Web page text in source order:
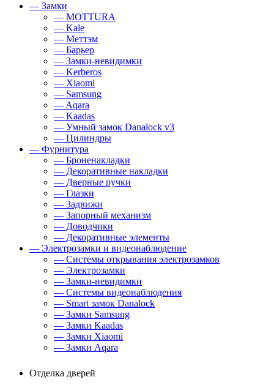
— Замки
— MOTTURA
— Kale
— Меттэм
— Барьер
— Замки-невидимки
— Kerberos
— Xiaomi
— Samsung
— Aqara
— Kaadas
— Умный замок Danalock v3
— Цилиндры
— Фурнитура
— Броненакладки
— Декоративные накладки
— Дверные ручки
— Глазки
— Задвижи
— Запорный механизм
— Доводчики
— Декоративные элементы
— Электрозамки и видеонаблюдение
— Системы открывания электрозамков
— Электрозамки
— Замки-невидимки
— Системы видеонаблюдения
— Smart замок Danalock
— Замки Samsung
— Замки Kaadas
— Замки Xiaomi
— Замки Aqara
Отделка дверей